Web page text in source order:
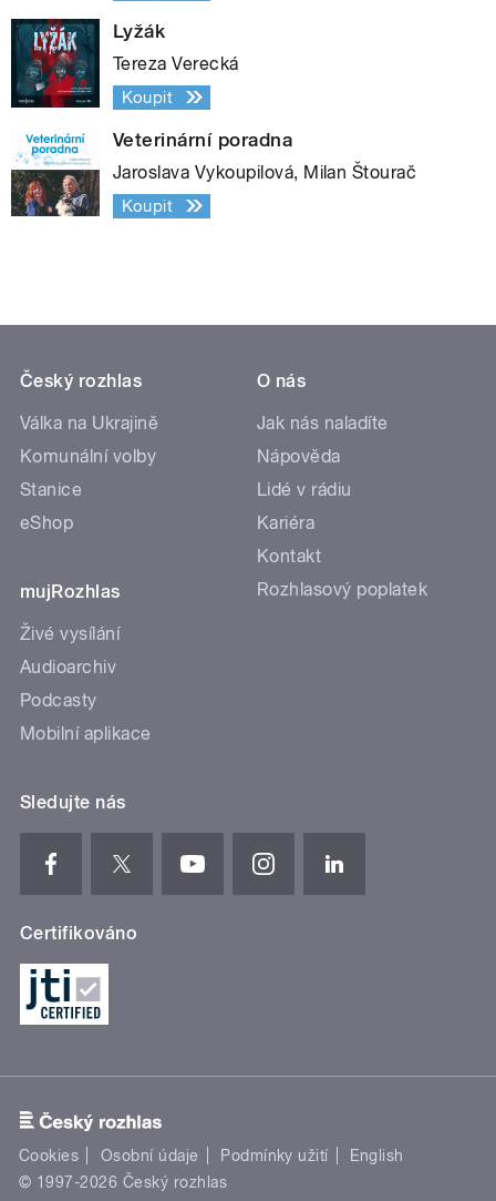
Lyžák
Tereza Verecká
Koupit
Veterinární poradna
Jaroslava Vykoupilová, Milan Štourač
Koupit
Český rozhlas
Válka na Ukrajině
Komunální volby
Stanice
eShop
mujRozhlas
Živé vysílání
Audioarchiv
Podcasty
Mobilní aplikace
O nás
Jak nás naladíte
Nápověda
Lidé v rádiu
Kariéra
Kontakt
Rozhlasový poplatek
Sledujte nás
Certifikováno
Cookies Osobní údaje Podmínky užití
English
© 1997-2026 Český rozhlas